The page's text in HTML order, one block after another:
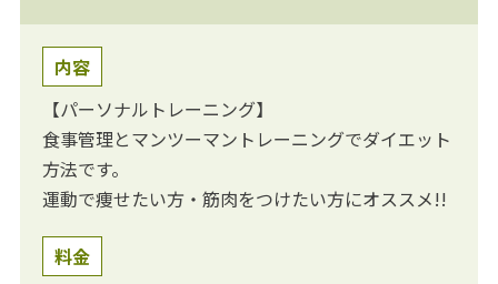
内容
【パーソナルトレーニング】
食事管理とマンツーマントレーニングでダイエット
方法です。
運動で痩せたい方・筋肉をつけたい方にオススメ!!
料金